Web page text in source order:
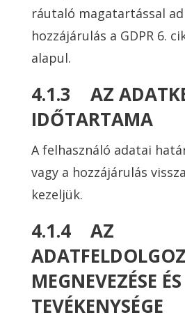
ráutaló magatartással
hozzájárulás a GDPR 6.
alapul.
4.1.3 AZ
IDŐTARTAMA
A felhasználó adatai
vagy a hozzájárulás
kezeljük.
4.1.4 AZ
MEGNEVEZÉSE ÉS
TEVÉKENYSÉGE